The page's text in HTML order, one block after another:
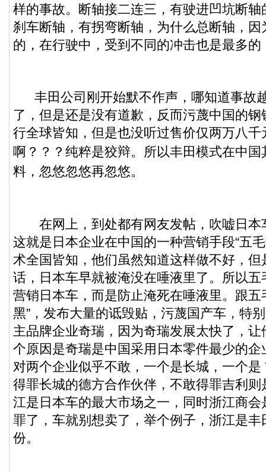
样的事故。断轴接二连三，有驶进凹坑断
刹车断轴，有拐弯断轴，为什么总断轴，
的，在行驶中，受到不同的冲击也是最多
丰田公司刚开始默不作声，哪知道事故
了，但是还是没有道歉，反而污蔑中国的
行全球皆知，但是也没听过售价仅两万八千
啊？？？纯粹是狡辩。 所以丰田模式在中
料，忽悠忽悠再忽悠。
在网上，到处都有网友发帖，吹嘘日本
这就是日本企业在中国的一种营销手段“五
术全国皆知，他们虽然知道这样做不好，
话，日本车早就被淹没在唾液里了。所以
营销日本车，而是防止淹死在唾液里。跟五
黑”，发布大量的诋毁贴，污蔑国产车，特
主品牌企业奇瑞，因为奇瑞发展太快了，
个原因是奇瑞是中国采用日本零件最少的
对两个企业似乎不敢，一个是长城，一个
得罪长城的德方合作伙伴，不敢得罪吉利
江是日本车的最大市场之一，同时浙江商
罪了，车就别想卖了，举个例子，浙江是
份。